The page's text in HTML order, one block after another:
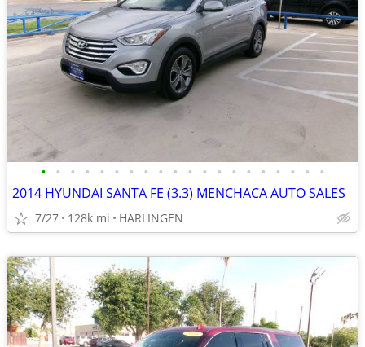
• • • • • • • • • • • • • • • • • • • •
2014 HYUNDAI SANTA FE (3.3) MENCHACA AUTO SALES
7/27 128k mi HARLINGEN